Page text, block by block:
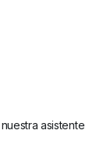
asistente